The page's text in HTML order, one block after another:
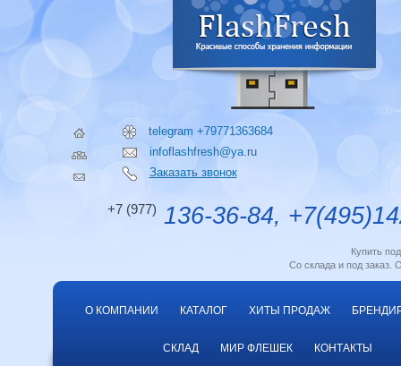
telegram +79771363684
infoflashfresh@ya.ru
Заказать звонок
+7 (977) 136-36-84,
Купить
Со склада и под заказ.
О КОМПАНИИ КАТАЛОГ ХИТЫ ПРОДАЖ
СКЛАД МИР ФЛЕШЕК КОНТАКТЫ